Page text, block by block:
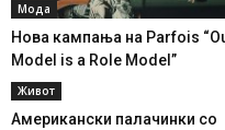
Мода
Нова кампања на Parfois
Model is a Role Model”
Живот
Американски палачинки со